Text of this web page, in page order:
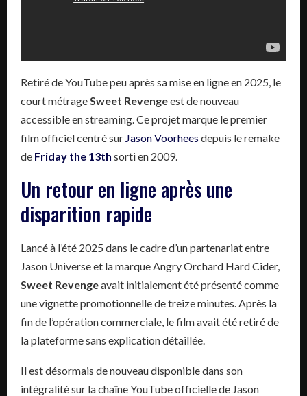
Retiré de YouTube peu après sa mise en ligne en 2025, le
court métrage Sweet Revengeest de nouveau
accessible en streaming. Ce projet marque le premier
film officiel centré sur Jason Voorhees depuis le remake
de Friday the 13th sorti en 2009.
Un retour en ligne après une
disparition rapide
Lancé à l’été 2025 dans le cadre d’un partenariat entre
Jason Universe et la marque Angry Orchard Hard Cider,
Sweet Revengeavait initialement été présenté comme
une vignette promotionnelle de treize minutes. Après la
fin de l’opération commerciale, le film avait été retiré de
la plateforme sans explication détaillée.
Il est désormais de nouveau disponible dans son
intégralité sur la chaîne YouTube officielle de Jason